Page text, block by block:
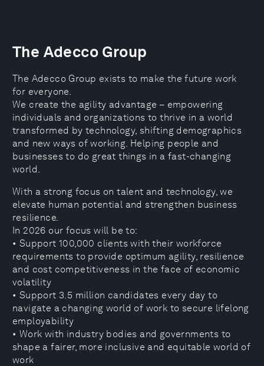
The Adecco Group
The Adecco Group exists to make the future work
for everyone.
We create the agility advantage – empowering
individuals and organizations to thrive in a world
transformed by technology, shifting demographics
and new ways of working. Helping people and
businesses to do great things in a fast-changing
world.
With a strong focus on talent and technology, we
elevate human potential and strengthen business
resilience.
In 2026 our focus will be to:
• Support 100,000 clients with their workforce
requirements to provide optimum agility, resilience
and cost competitiveness in the face of economic
volatility
• Support 3.5 million candidates every day to
navigate a changing world of work to secure lifelong
employability
• Work with industry bodies and governments to
shape a fairer, more inclusive and equitable world of
work